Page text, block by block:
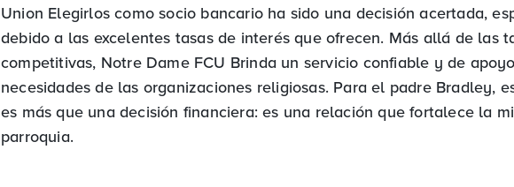
Union Elegirlos como socio bancario ha sido una decisión acertada,
debido a las excelentes tasas de interés que ofrecen. Más allá de las
competitivas, Notre Dame FCU Brinda un servicio confiable y de
necesidades de las organizaciones religiosas. Para el padre Bradley,
es más que una decisión financiera: es una relación que fortalece la
parroquia.